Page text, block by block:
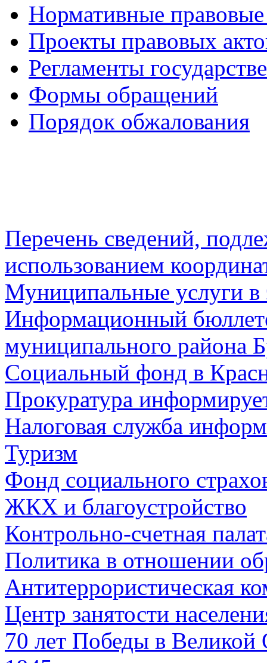
Нормативные
Проекты правовых
Регламенты
Формы обращений
Порядок обжалования
Перечень сведений,
использованием
Муниципальные услуги в
Информационный
муниципального района
Социальный фонд в
Прокуратура
Налоговая служба
Туризм
Фонд социального
ЖКХ и благоустройство
Контрольно-счетная
Политика в отношении
Антитеррористическая
Центр занятости
70 лет Победы в Великой